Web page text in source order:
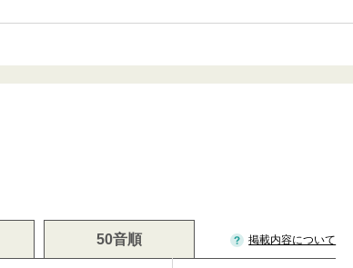
50音順 掲載内容について